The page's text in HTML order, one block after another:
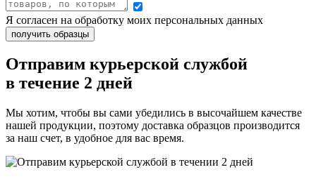
Я согласен на обработку моих персональных данных
Отправим курьерской службой
в течение 2 дней
Мы хотим, чтобы вы сами убедились в высочайшем качестве
нашей продукции, поэтому доставка образцов производится
за наш счет, в удобное для вас время.